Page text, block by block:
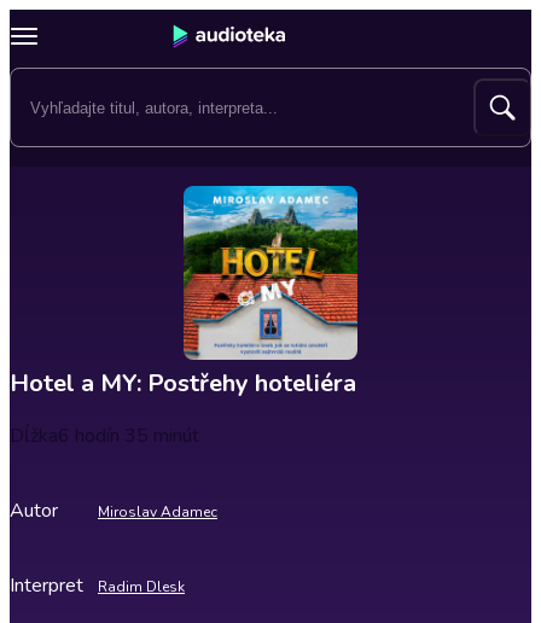
Hotel a MY: Postřehy hoteliéra
Dĺžka6 hodín 35 minút
Autor Miroslav Adamec
Interpret Radim Dlesk